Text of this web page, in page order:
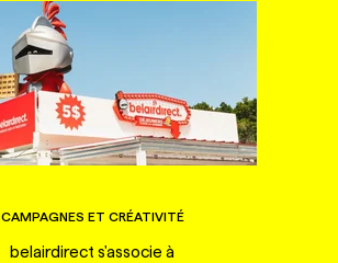
CAMPAGNES ET CRÉATIVITÉ
belairdirect s'associe à